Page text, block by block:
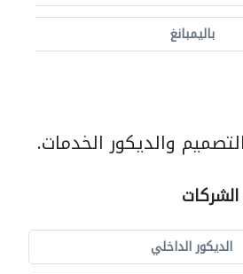
باليمبانغ
والديكور الخدمات.
الديكور الداخلي